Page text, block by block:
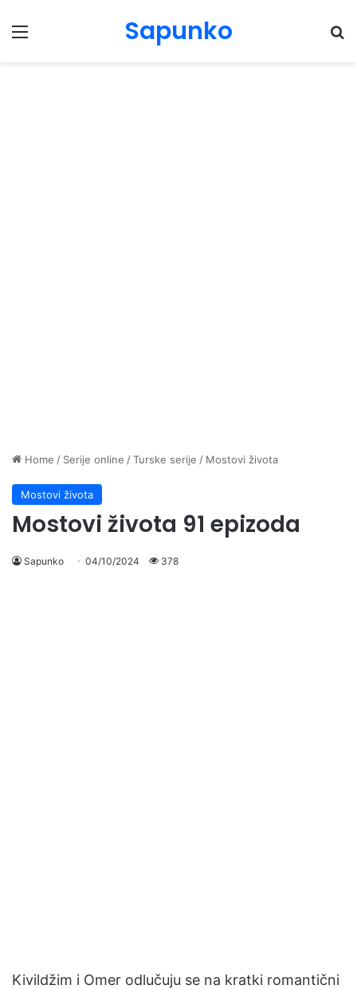
Menu Sapunko
Home / Serije online /Turske serije / Mostovi života
Mostovi života
Mostovi života 91 epizoda
Sapunko 04/10/2024 378
Kivildžim i Omer odlučuju se na kratki romantični